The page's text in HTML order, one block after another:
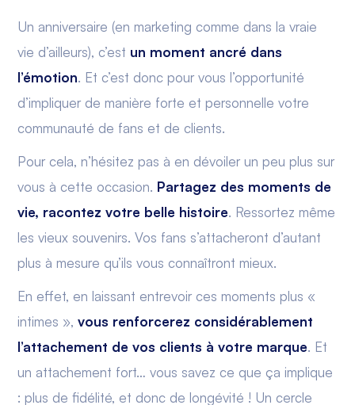
Un anniversaire (en marketing comme dans la vraie
vie d’ailleurs), c’est un moment ancré dans
l’émotion. Et c’est donc pour vous l’opportunité
d’impliquer de manière forte et personnelle votre
communauté de fans et de clients.
Pour cela, n’hésitez pas à en dévoiler un peu plus sur
vous à cette occasion. Partagez des moments de
vie, racontez votre belle histoire. Ressortez même
les vieux souvenirs. Vos fans s’attacheront d’autant
plus à mesure qu’ils vous connaîtront mieux.
En effet, en laissant entrevoir ces moments plus «
intimes »,vous renforcerez considérablement
l’attachement de vos clients à votre marque. Et
un attachement fort… vous savez ce que ça implique
: plus de fidélité, et donc de longévité ! Un cercle